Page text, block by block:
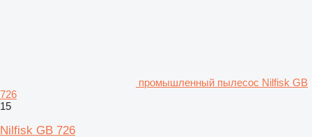
промышленный пылесос Nilfisk GB
726
15
Nilfisk GB 726